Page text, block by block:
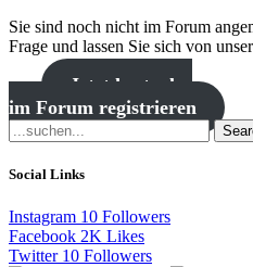
Sie sind noch nicht im Forum
Frage und lassen Sie sich von
Jetzt kostenlos
im Forum registrieren
Social Links
Instagram 10 Followers
Facebook 2K Likes
Twitter 10 Followers